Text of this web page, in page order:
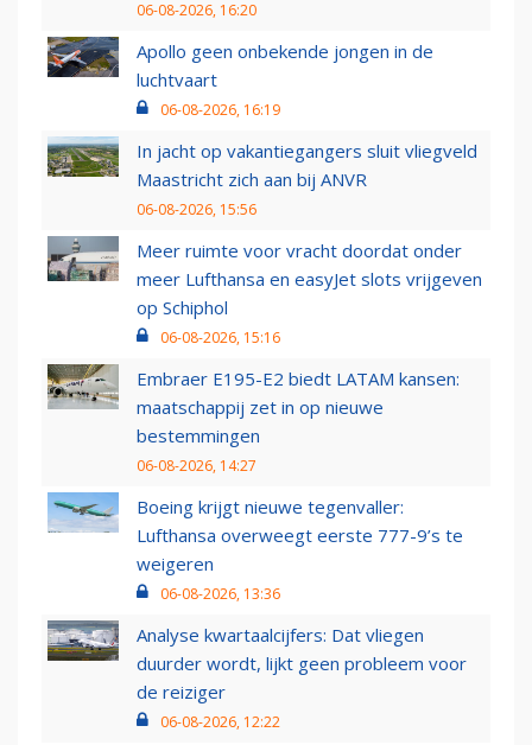
06-08-2026, 16:20
Apollo geen onbekende jongen in de
luchtvaart
06-08-2026, 16:19
In jacht op vakantiegangers sluit vliegveld
Maastricht zich aan bij ANVR
06-08-2026, 15:56
Meer ruimte voor vracht doordat onder
meer Lufthansa en easyJet slots vrijgeven
op Schiphol
06-08-2026, 15:16
Embraer E195-E2 biedt LATAM kansen:
maatschappij zet in op nieuwe
bestemmingen
06-08-2026, 14:27
Boeing krijgt nieuwe tegenvaller:
Lufthansa overweegt eerste 777-9’s te
weigeren
06-08-2026, 13:36
Analyse kwartaalcijfers: Dat vliegen
duurder wordt, lijkt geen probleem voor
de reiziger
06-08-2026, 12:22